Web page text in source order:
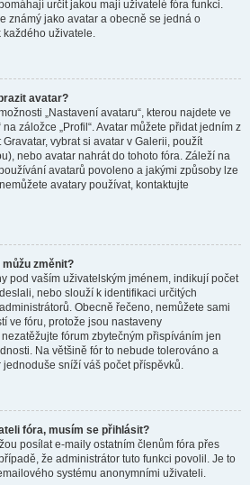
určit jakou mají uživatelé fóra funkci.
známý jako avatar a obecně se jedná o
uživatele.
avatar?
„Nastavení avataru“, kterou najdete ve
záložce „Profil“. Avatar můžete přidat jedním z
vybrat si avatar v Galerii, použít
nebo avatar nahrát do tohoto fóra. Záleží na
avatarů povoleno a jakými způsoby lze
avatary používat, kontaktujte
změnit?
pod vaším uživatelským jménem, indikují počet
nebo slouží k identifikaci určitých
Obecně řečeno, nemůžete sami
ve fóru, protože jsou nastaveny
fórum zbytečným přispíváním jen
Na většině fór to nebude tolerováno a
sníží váš počet příspěvků.
fóra, musím se přihlásit?
posílat e-maily ostatním členům fóra přes
že administrátor tuto funkci povolil. Je to
systému anonymními uživateli.